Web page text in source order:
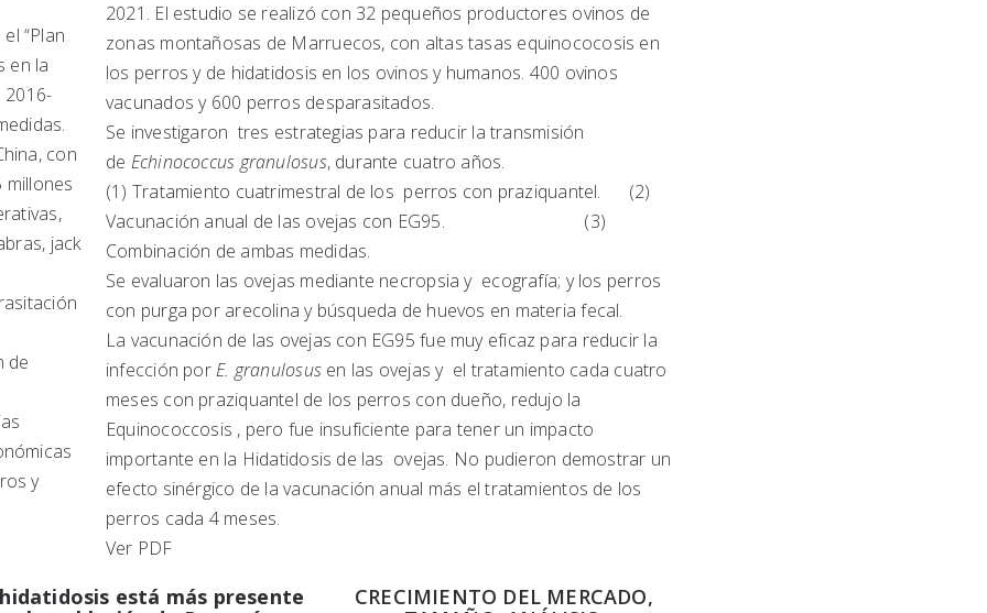
“Plan
en la
2016-
con
jack
de
y
2021. El estudio se realizó con 32 pequeños productores ovinos de
zonas montañosas de Marruecos, con altas tasas equinococosis en
los perros y de hidatidosis en los ovinos y humanos. 400 ovinos
vacunados y 600 perros desparasitados.
Se investigaron tres estrategias para reducir la transmisión
de Echinococcus granulosus, durante cuatro años.
(1) Tratamiento cuatrimestral de los perros con praziquantel. (2)
Vacunación anual de las ovejas con EG95. (3)
Combinación de ambas medidas.
Se evaluaron las ovejas mediante necropsia y ecografía; y los perros
con purga por arecolina y búsqueda de huevos en materia fecal.
La vacunación de las ovejas con EG95 fue muy eficaz para reducir la
infección porE. granulosusen las ovejas y el tratamiento cada cuatro
meses con praziquantel de los perros con dueño, redujo la
Equinococcosis , pero fue insuficiente para tener un impacto
importante en la Hidatidosis de las ovejas. No pudieron demostrar un
efecto sinérgico de la vacunación anual más el tratamientos de los
perros cada 4 meses.
Ver PDF
está más presente
CRECIMIENTO DEL MERCADO,